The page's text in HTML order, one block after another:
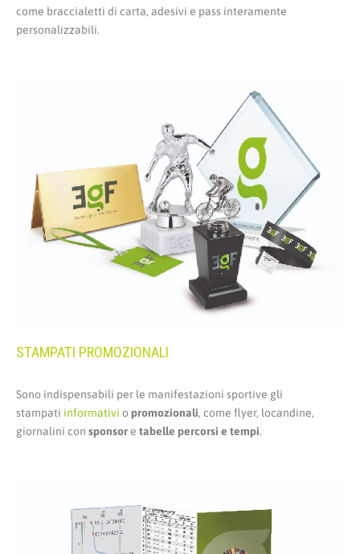
come braccialetti di carta, adesivi e pass interamente
personalizzabili.
STAMPATI PROMOZIONALI
Sono indispensabili per le manifestazioni sportive gli
stampati informativi o promozionali, come flyer, locandine,
giornalini con sponsore tabelle percorsi e tempi.